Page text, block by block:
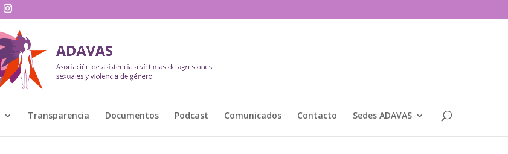
Transparencia Documentos Podcast Comunicados Contacto Sedes ADAVAS